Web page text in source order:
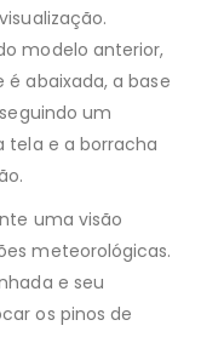
modelo anterior,
abaixada, a base
um
tela e a borracha
uma visão
meteorológicas.
e seu
os pinos de